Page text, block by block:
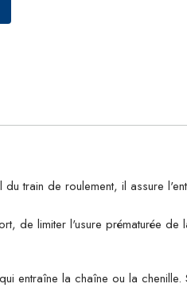
train de roulement, il assure
de limiter l'usure prématurée
la chaîne ou la